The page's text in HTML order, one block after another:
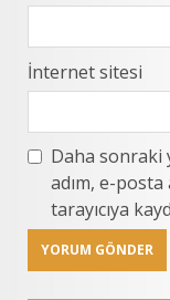
İnternet sitesi
Daha sonraki
adım, e-
tarayıcıya